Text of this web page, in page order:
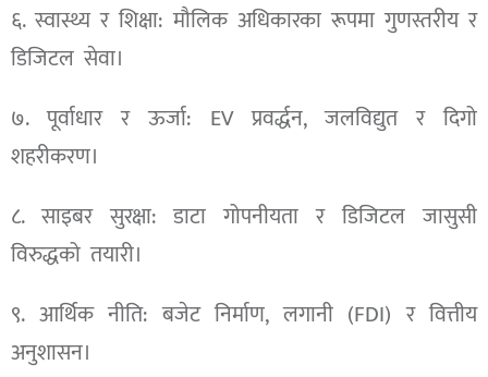
६. स्वास्थ्य र शिक्षा: मौलिक अधिकारका रूपमा गुणस्तरीय र
डिजिटल सेवा।
७. पूर्वाधार र ऊर्जा: EV प्रवर्द्धन, जलविद्युत र दिगो
शहरीकरण।
८. साइबर सुरक्षा: डाटा गोपनीयता र डिजिटल जासुसी
विरुद्धको तयारी।
९. आर्थिक नीति: बजेट निर्माण, लगानी (FDI) र वित्तीय
अनुशासन।